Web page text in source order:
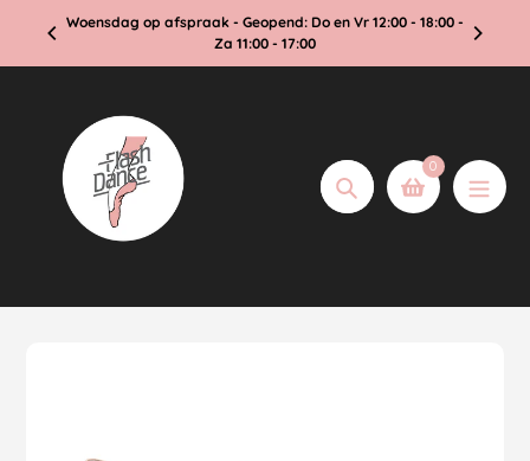
Doorgaan
pagina
Woensdag op afspraak - Geopend: Do en Vr 12:00 - 18:00 -
Za 11:00 - 17:00
Zoeken
0